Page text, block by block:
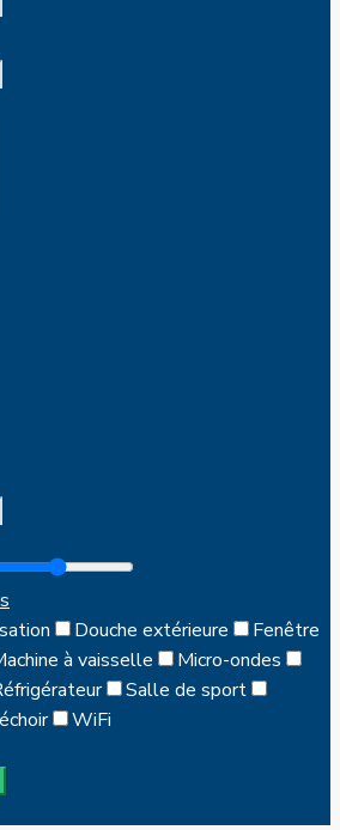
Douche extérieure
Fenêtre
à vaisselle
Micro-ondes
Salle de sport
WiFi